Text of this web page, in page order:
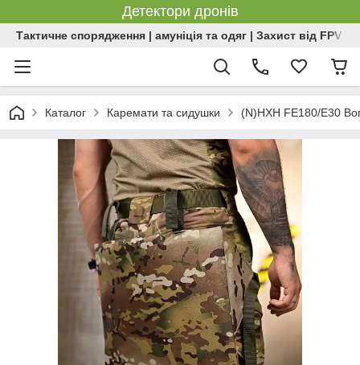
Детектори дронів
Тактичне спорядження | амуніція та одяг | Захист від FPV |
Каталог Каремати та сидушки (N)HXH FE180/E30